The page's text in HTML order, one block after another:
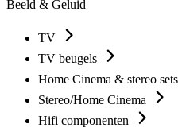
Beeld & Geluid
TV
TV beugels
Home Cinema & stereo sets
Stereo/Home Cinema
Hifi componenten